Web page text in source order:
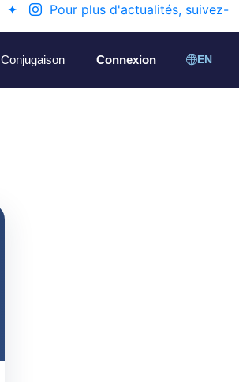
✦
Pour plus d'actualités, suivez-
Conjugaison Connexion EN